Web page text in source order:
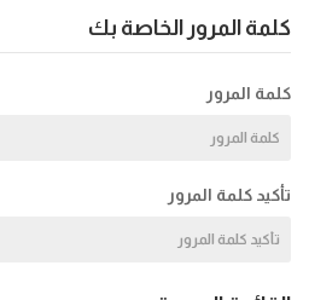
كلمة المرور الخاصة بك
كلمة المرور
تأكيد كلمة المرور